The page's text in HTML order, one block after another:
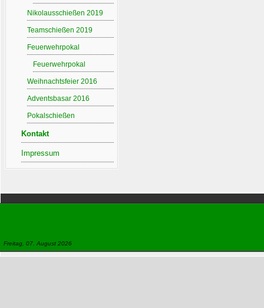
Nikolausschießen 2019
Teamschießen 2019
Feuerwehrpokal
Feuerwehrpokal
Weihnachtsfeier 2016
Adventsbasar 2016
Pokalschießen
Kontakt
Impressum
Freitag, 07. August 2026